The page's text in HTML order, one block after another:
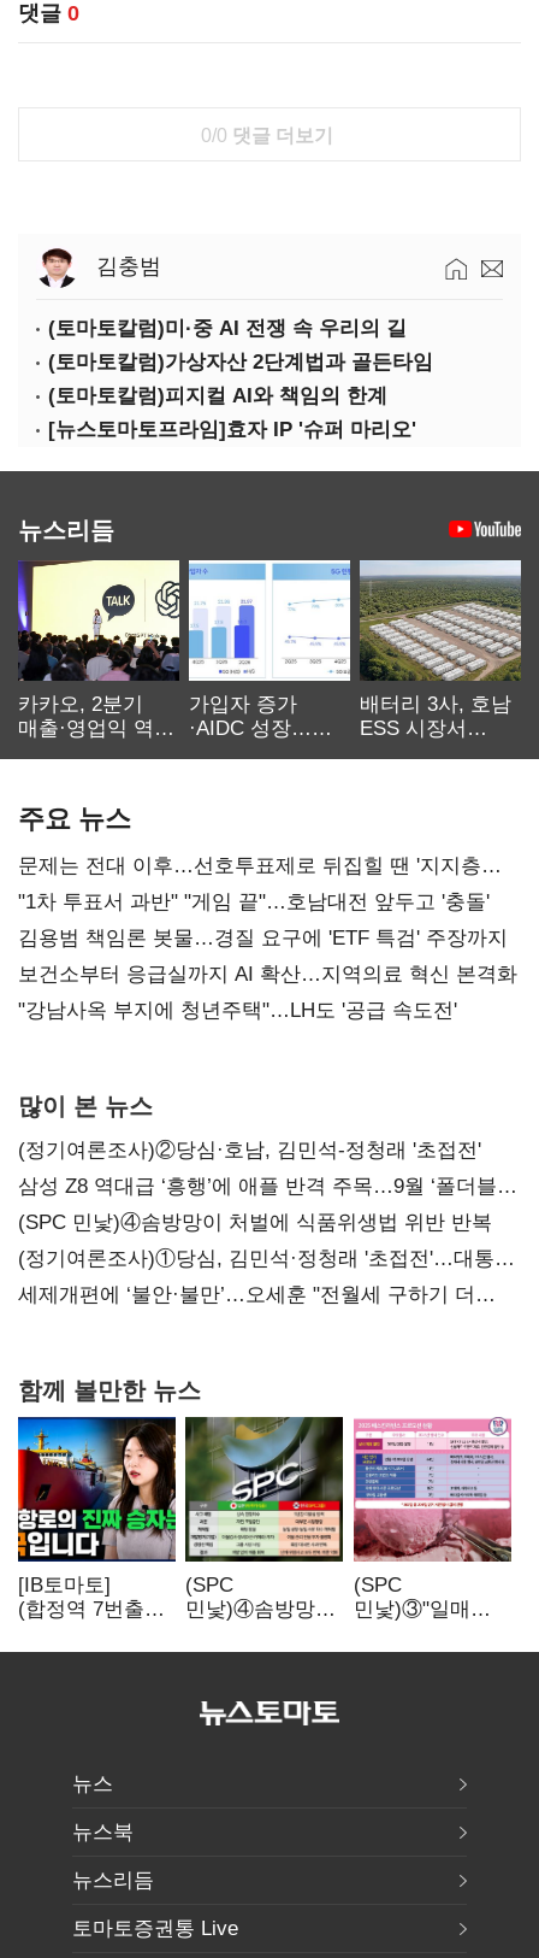
댓글 0
0/0 댓글 더보기
김충범
(토마토칼럼)미·중 AI 전쟁 속 우리의 길
(토마토칼럼)가상자산 2단계법과 골든타임
(토마토칼럼)피지컬 AI와 책임의 한계
[뉴스토마토프라임]효자 IP '슈퍼 마리오'
뉴스리듬
카카오, 2분기
매출·영업익 역대
가입자 증가
·AIDC 성장…
배터리 3사, 호남
ESS 시장서
주요 뉴스
문제는 전대 이후…선호투표제로 뒤집힐 땐 '지지층
불복'
"1차 투표서 과반" "게임 끝"…호남대전 앞두고 '충돌'
김용범 책임론 봇물…경질 요구에 'ETF 특검' 주장까지
보건소부터 응급실까지 AI 확산…지역의료 혁신 본격화
"강남사옥 부지에 청년주택"…LH도 '공급 속도전'
많이 본 뉴스
(정기여론조사)②당심·호남, 김민석-정청래 '초접전'
삼성 Z8 역대급 ‘흥행’에 애플 반격 주목…9월 ‘폴더블
대전’
(SPC 민낯)④솜방망이 처벌에 식품위생법 위반 반복
(정기여론조사)①당심, 김민석·정청래 '초접전'…대통령
지지도 '50% 아래로'(종합)
세제개편에 ‘불안·불만’…오세훈 "전월세 구하기 더
함께 볼만한 뉴스
[IB토마토]
(합정역 7번출구)
K조선 뜬다
(SPC
민낯)④솜방망이
식품위생법 위반
(SPC
민낯)③"일매출
수익 제자리"…
뉴스
뉴스북
뉴스리듬
토마토증권통 Live